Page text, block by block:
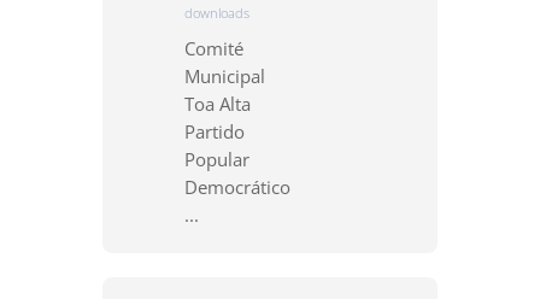
downloads
Comité
Municipal
Toa Alta
Partido
Popular
Democrático
...